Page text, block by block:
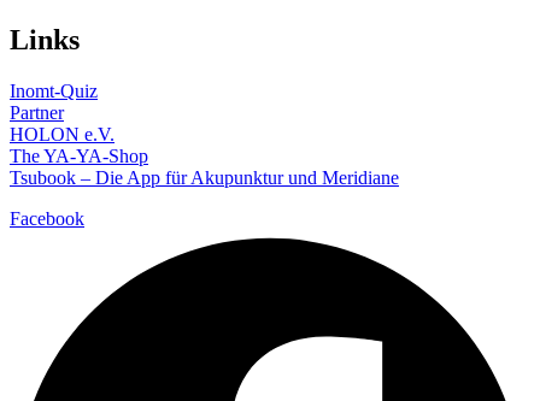
Links
Inomt-Quiz
Partner
HOLON e.V.
The YA-YA-Shop
Tsubook – Die App für Akupunktur und Meridiane
Facebook